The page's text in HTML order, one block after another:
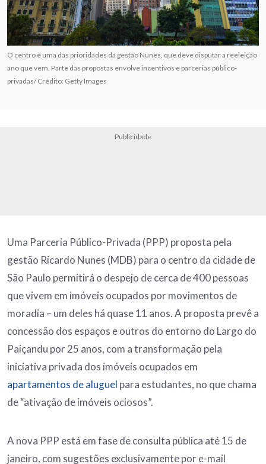
O centro é uma das prioridades da gestão Nunes, que deve disputar a reeleição
ano que vem. Parte das propostas envolve incentivos e parcerias público-
privadas/ Crédito: Getty Images
Publicidade
Uma Parceria Público-Privada (PPP) proposta pela
gestão Ricardo Nunes (MDB) para o centro da cidade de
São Paulo permitirá o despejo de cerca de 400 pessoas
que vivem em imóveis ocupados por movimentos de
moradia – um deles há quase 11 anos. A proposta prevê a
concessão dos espaços e outros do entorno do Largo do
Paiçandu por 25 anos, com a transformação pela
iniciativa privada dos imóveis ocupados em
apartamentos de aluguel para estudantes, no que chama
de “ativação de imóveis ociosos”.
A nova PPP está em fase de consulta pública até 15 de
janeiro, com sugestões exclusivamente por e-mail